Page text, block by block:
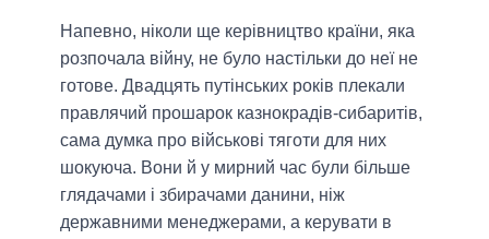
Напевно, ніколи ще керівництво країни, яка
розпочала війну, не було настільки до неї не
готове. Двадцять путінських років плекали
правлячий прошарок казнокрадів-сибаритів,
сама думка про військові тяготи для них
шокуюча. Вони й у мирний час були більше
глядачами і збирачами данини, ніж
державними менеджерами, а керувати в